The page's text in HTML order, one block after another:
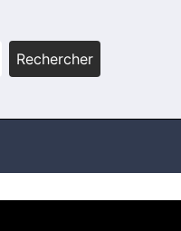
Rechercher